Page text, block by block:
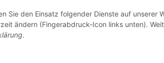
Sie den Einsatz folgender Dienste auf unserer
ändern (Fingerabdruck-Icon links unten).
.